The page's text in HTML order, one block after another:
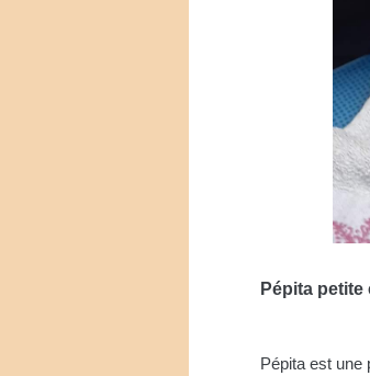
Pépita
Pépita est une